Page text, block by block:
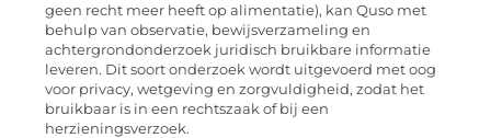
geen recht meer heeft op alimentatie), kan Quso met
behulp van observatie, bewijsverzameling en
achtergrondonderzoek juridisch bruikbare informatie
leveren. Dit soort onderzoek wordt uitgevoerd met oog
voor privacy, wetgeving en zorgvuldigheid, zodat het
bruikbaar is in een rechtszaak of bij een
herzieningsverzoek.